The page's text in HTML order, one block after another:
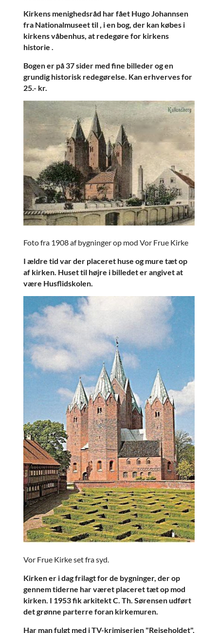
Kirkens menighedsråd har fået Hugo Johannsen
fra Nationalmuseet til , i en bog, der kan købes i
kirkens våbenhus, at redegøre for kirkens
historie .
Bogen er på 37 sider med fine billeder og en
grundig historisk redegørelse. Kan erhverves for
25.- kr.
Foto fra 1908 af bygninger op mod Vor Frue Kirke
I ældre tid var der placeret huse og mure tæt op
af kirken. Huset til højre i billedet er angivet at
være Husflidskolen.
Vor Frue Kirke set fra syd.
Kirken er i dag frilagt for de bygninger, der op
gennem tiderne har været placeret tæt op mod
kirken. I 1953 fik arkitekt C. Th. Sørensen udført
det grønne parterre foran kirkemuren.
Har man fulgt med i TV-krimiserien "Rejseholdet",